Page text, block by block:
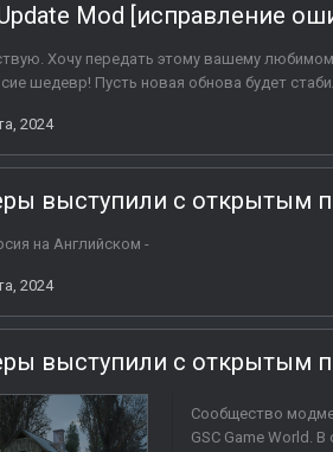
Mod [исправление
Хочу передать этому вашему
шедевр! Пусть новая обнова будет
2024
выступили с открытым
на Английском -
2024
выступили с открытым
Сообщество
GSC Game World.